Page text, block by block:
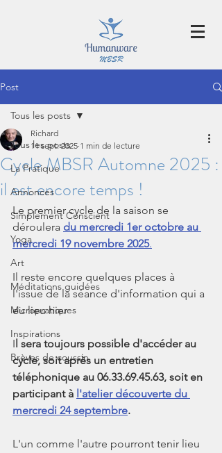
Post
Tous les posts
La Pratique
Annonces
Simplement Conscient
Yoga
Art
Méditations guidées
Micropratiques
Inspirations
Brèves de coussin
Tous les posts
Cycle MBSR Automne 2025 :
il est encore temps !
Richard
11 sept. 2025 1 min de lecture
Le premier cycle de la saison se
déroulera du mercredi 1er octobre au
mercredi 19 novembre 2025.
Il reste encore quelques places à
l'issue de la séance d'information qui a
eu lieu hier
Il sera toujours possible d'accéder au
cycle, soit après un entretien
téléphonique au 06.33.69.45.63, soit en
participant à l'atelier découverte du
mercredi 24 septembre.
L'un comme l'autre pourront tenir lieu